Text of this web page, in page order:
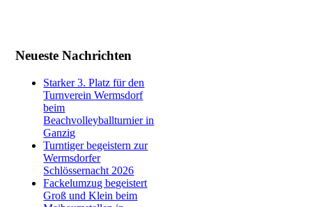
Neueste Nachrichten
Starker 3. Platz für den
Turnverein Wermsdorf
beim
Beachvolleyballturnier in
Ganzig
Turntiger begeistern zur
Wermsdorfer
Schlössernacht 2026
Fackelumzug begeistert
Groß und Klein beim